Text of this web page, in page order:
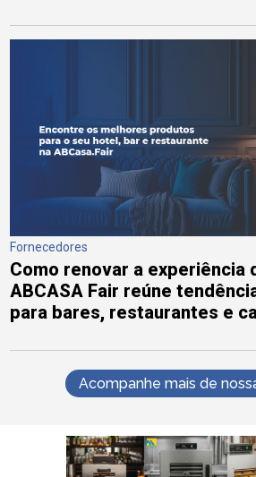
Fornecedores
Como renovar a experiência
ABCASA Fair reúne
para bares, restaurantes e
Acompanhe mais de